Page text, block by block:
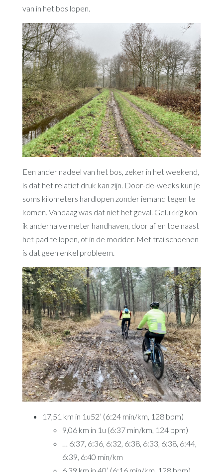
van in het bos lopen.
Een ander nadeel van het bos, zeker in het weekend,
is dat het relatief druk kan zijn. Door-de-weeks kun je
soms kilometers hardlopen zonder iemand tegen te
komen. Vandaag was dat niet het geval. Gelukkig kon
ik anderhalve meter handhaven, door af en toe naast
het pad te lopen, of in de modder. Met trailschoenen
is dat geen enkel probleem.
17,51 km in 1u52’ (6:24 min/km, 128 bpm)
9,06 km in 1u (6:37 min/km, 124 bpm)
… 6:37, 6:36, 6:32, 6:38, 6:33, 6:38, 6:44,
6:39, 6:40 min/km